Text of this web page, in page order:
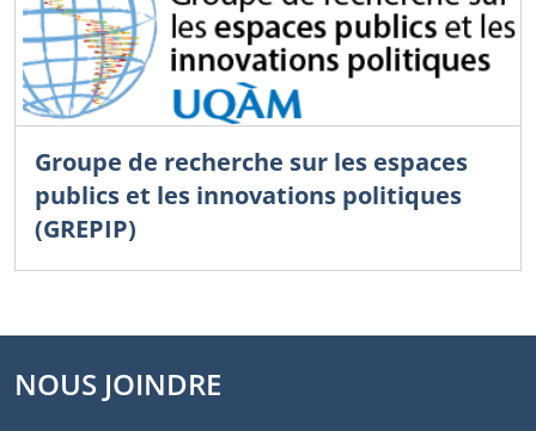
Groupe de recherche sur les espaces
publics et les innovations politiques
(GREPIP)
NOUS JOINDRE